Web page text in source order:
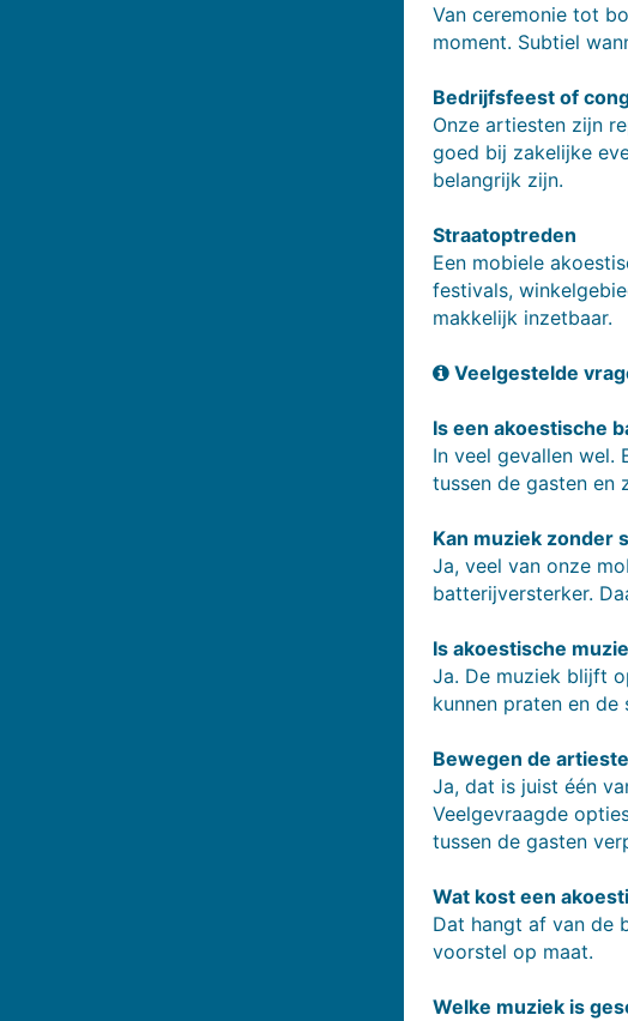
Van ceremonie tot
moment. Subtiel
Bedrijfsfeest of
Onze artiesten zijn
goed bij zakelijke
belangrijk zijn.
Straatoptreden
Een mobiele
festivals,
makkelijk inzetbaar.
Veelgestelde
Is een akoestische
In veel gevallen wel.
tussen de gasten
Kan muziek zonder
Ja, veel van onze
batterijversterker.
Is akoestische
Ja. De muziek blijft
kunnen praten en
Bewegen de
Ja, dat is juist één
Veelgevraagde
tussen de gasten
Wat kost een
Dat hangt af van de
voorstel op maat.
Welke muziek is